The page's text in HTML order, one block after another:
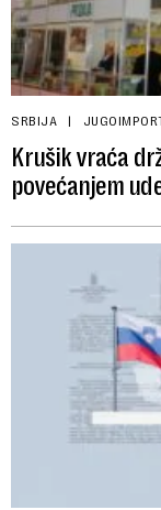
SRBIJA
Krušik vraća
povećanjem